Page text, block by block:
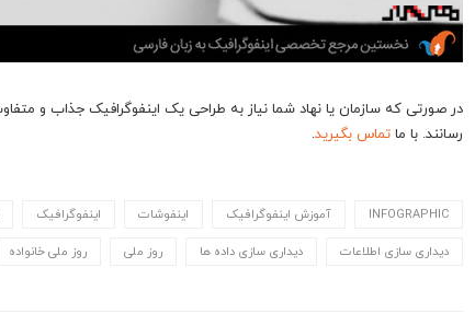
رسانند. با ماتماس بگیرید.
INFOGRAPHIC آموزش اینفوگرافیک اینفوشات اینفوگرافیک
دیداری سازی اطلاعات دیداری سازی داده ها روز ملی روز ملی خانواده